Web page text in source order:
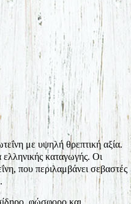
με υψηλή θρεπτική αξία.
καταγωγής. Οι
που περιλαμβάνει σεβαστές
φώσφορο και